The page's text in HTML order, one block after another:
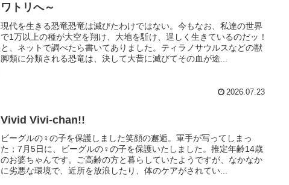
ワトリへ～
現代を生きる恐竜恐竜は滅びたわけではない。今もなお、私達の世界
で1万以上の種が大空を翔け、大地を駈け、逞しく生きているのだッ！
と、ネットで調べたら書いてありました。ティラノサウルスなどの獣
脚類に分類される恐竜は、決して大昔に滅びてその血が途...
2026.07.23
Vivid Vivi-chan!!
ビーグルの♀の子を保護しました笑顔の邂逅。軍手が写ってしまっ
た；7月5日に、ビーグルの♀の子を保護いたしました。推定年齢14歳
のお婆ちゃんです。ご高齢の方と暮らしていたようですが、なかなか
に劣悪な環境で、近所を放浪したり、体のケアがされてい...